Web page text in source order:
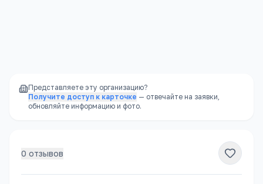
Представляете эту организацию?
Получите доступ к карточке — отвечайте на заявки,
обновляйте информацию и фото.
0 отзывов